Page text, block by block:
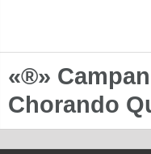
«®»
Chorando